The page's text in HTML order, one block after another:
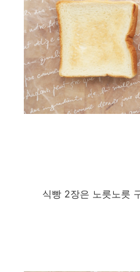
식빵 2장은 노릇노릇